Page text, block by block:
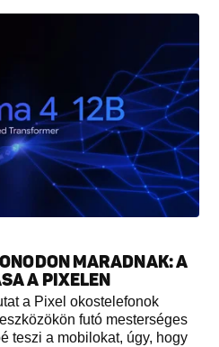
MARADNAK: A
A PIXELEN
a Pixel okostelefonok
futó mesterséges
teszi a mobilokat, úgy, hogy